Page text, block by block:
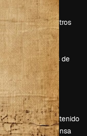
Precios
Sobre nosotros
Reviews
Empleo
Tendencias de
búsqueda
Blog
Eventos
Slidesgo
Vender contenido
Sala de prensa